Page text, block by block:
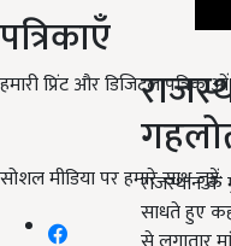
पत्रिकाएँ
हमारी प्रिंट और डिजिटल
सोशल मीडिया पर हमारे साथ जुड़ें:
राजस्थान
साधते हुए
से लगातार